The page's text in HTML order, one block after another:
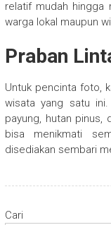
relatif mudah hingga
warga lokal maupun
Praban
Untuk pencinta foto,
wisata yang satu
payung, hutan pinus,
bisa menikmati
disediakan sembari
Cari